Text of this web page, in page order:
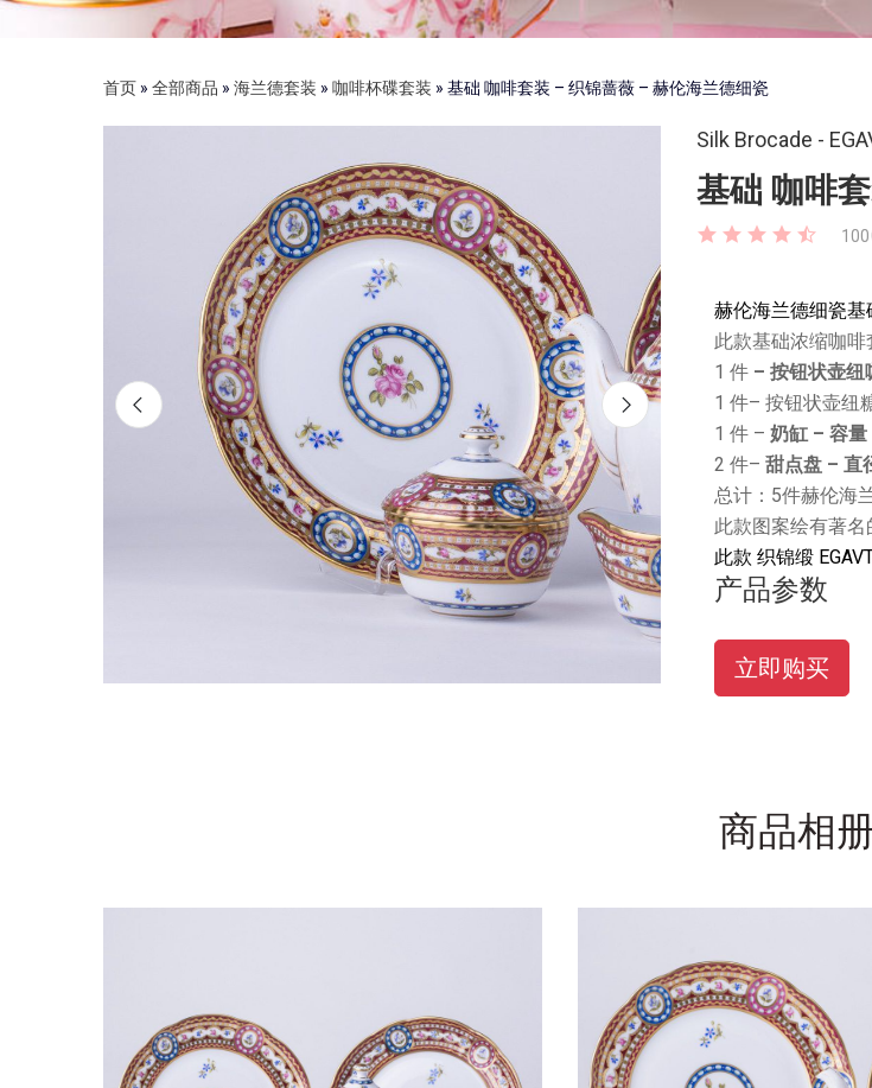
首页 » 全部商品 » 海兰德套装 » 咖啡杯碟套装 » 基础 咖啡套装 – 织锦蔷薇 – 赫伦海兰德细瓷
Silk Brocade -
基础 咖啡
赫伦海兰德细瓷基
此款基础浓缩咖啡
1 件 – 按钮状壶纽
1 件– 按钮状壶纽
1 件 – 奶缸 – 容量
2 件– 甜点盘 – 直
总计：5件赫伦海
此款图案绘有著
此款 织锦缎
产品参数
立即购买
商品相